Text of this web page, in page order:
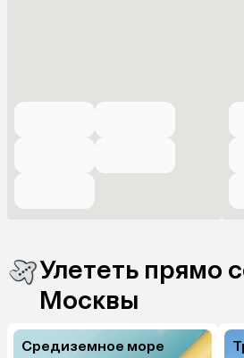
Улететь прямо
Москвы
Средиземное море